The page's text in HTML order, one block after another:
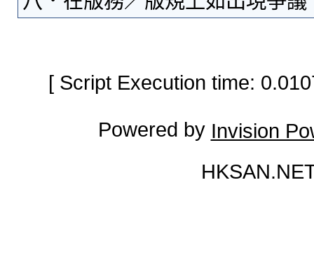
[ Script Execution time:
Powered by Invision